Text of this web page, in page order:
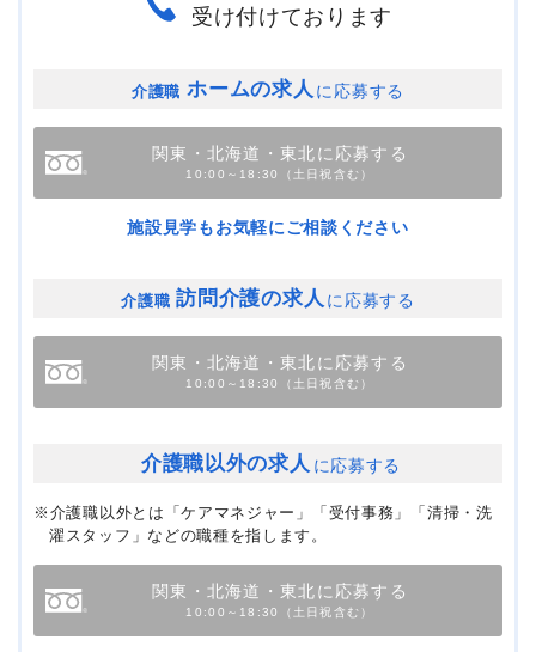
受け付けております
介護職 ホームの求人 に応募する
関東・北海道・東北に応募する
10:00～18:30（土日祝含む）
施設見学もお気軽にご相談ください
介護職 訪問介護の求人 に応募する
関東・北海道・東北に応募する
10:00～18:30（土日祝含む）
介護職以外の求人 に応募する
※介護職以外とは「ケアマネジャー」「受付事務」「清掃・洗
濯スタッフ」などの職種を指します。
関東・北海道・東北に応募する
10:00～18:30（土日祝含む）